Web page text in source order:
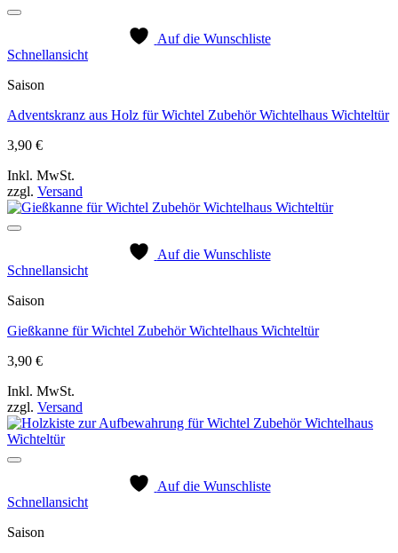
Auf die Wunschliste
Schnellansicht
Saison
Adventskranz aus Holz für Wichtel Zubehör Wichtelhaus Wichteltür
3,90 €
Inkl. MwSt.
zzgl. Versand
Auf die Wunschliste
Schnellansicht
Saison
Gießkanne für Wichtel Zubehör Wichtelhaus Wichteltür
3,90 €
Inkl. MwSt.
zzgl. Versand
Auf die Wunschliste
Schnellansicht
Saison